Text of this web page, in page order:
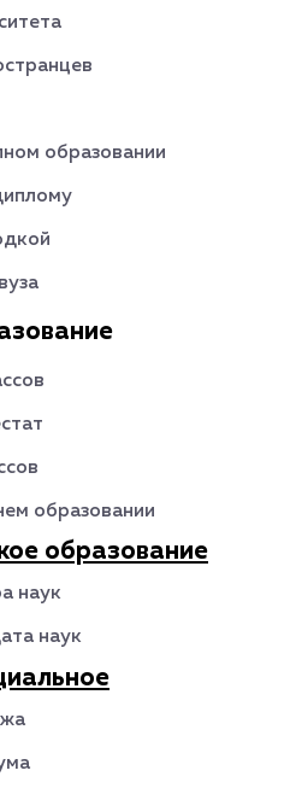
образовании
образовании
образование
наук
наук